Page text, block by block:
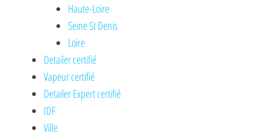
Haute-Loire
Seine St Denis
Loire
Detailer certifié
Vapeur certifié
Detailer Expert certifié
IDF
Ville